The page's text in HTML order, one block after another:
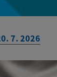
7. 2026